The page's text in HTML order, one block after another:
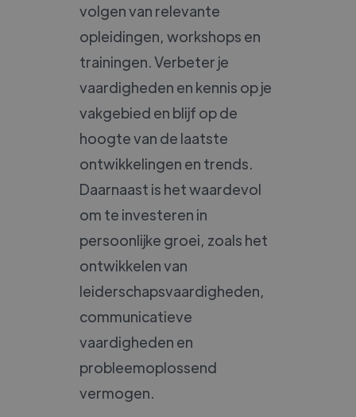
volgen van relevante
opleidingen, workshops en
trainingen. Verbeter je
vaardigheden en kennis op je
vakgebied en blijf op de
hoogte van de laatste
ontwikkelingen en trends.
Daarnaast is het waardevol
om te investeren in
persoonlijke groei, zoals het
ontwikkelen van
leiderschapsvaardigheden,
communicatieve
vaardigheden en
probleemoplossend
vermogen.